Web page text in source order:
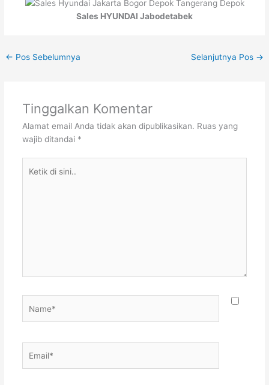
Sales HYUNDAI Jabodetabek
← Pos Sebelumnya Selanjutnya Pos →
Tinggalkan Komentar
Alamat email Anda tidak akan dipublikasikan. Ruas yang
wajib ditandai *